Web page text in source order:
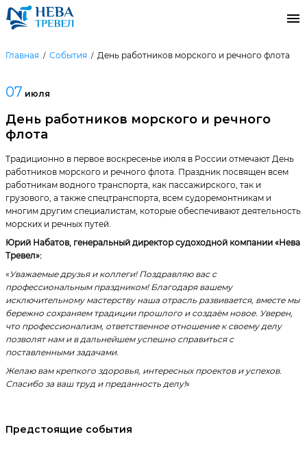
Главная События День работников морского и речного флота
07 июля
День работников морского и речного
флота
Традиционно в первое воскресенье июля в России отмечают День
работников морского и речного флота. Праздник посвящен всем
работникам водного транспорта, как пассажирского, так и
грузового, а также спецтранспорта, всем судоремонтникам и
многим другим специалистам, которые обеспечивают деятельность
морских и речных путей.
Юрий Набатов, генеральный директор судоходной компании «Нева
Тревел»:
«Уважаемые друзья и коллеги! Поздравляю вас с
профессиональным праздником! Благодаря вашему
исключительному мастерству наша отрасль развивается, вместе мы
бережно сохраняем традиции прошлого и создаём новое. Уверен,
что профессионализм, ответственное отношение к своему делу
позволят нам и в дальнейшем успешно справиться с
поставленными задачами.
Желаю вам крепкого здоровья, интересных проектов и успехов.
Спасибо за ваш труд и преданность делу!»
Предстоящие события